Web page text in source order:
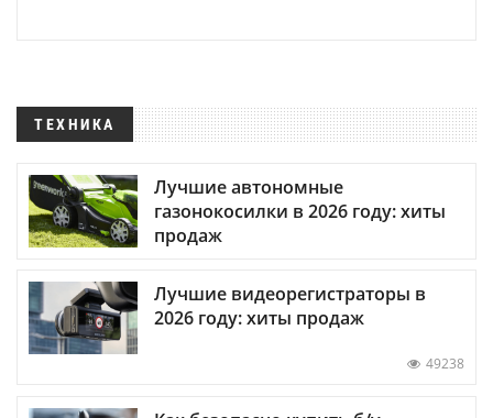
ТЕХНИКА
Лучшие автономные
газонокосилки в 2026 году: хиты
продаж
Лучшие видеорегистраторы в
2026 году: хиты продаж
49238